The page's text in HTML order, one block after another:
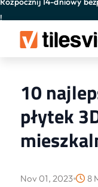
!
10
płytek
Nov 01, 2023 8